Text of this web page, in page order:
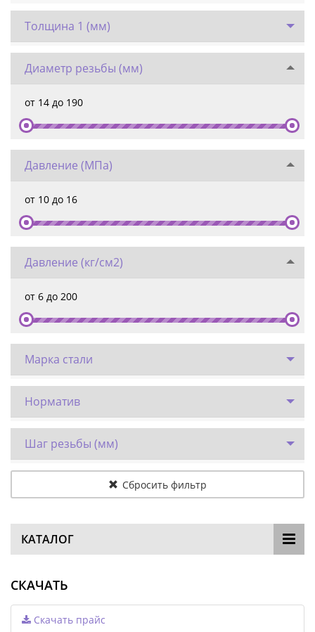
Толщина 1 (мм)
Диаметр резьбы (мм)
от 14 до 190
Давление (МПа)
от 10 до 16
Давление (кг/см2)
от 6 до 200
Марка стали
Норматив
Шаг резьбы (мм)
Сбросить фильтр
КАТАЛОГ
СКАЧАТЬ
Скачать прайс